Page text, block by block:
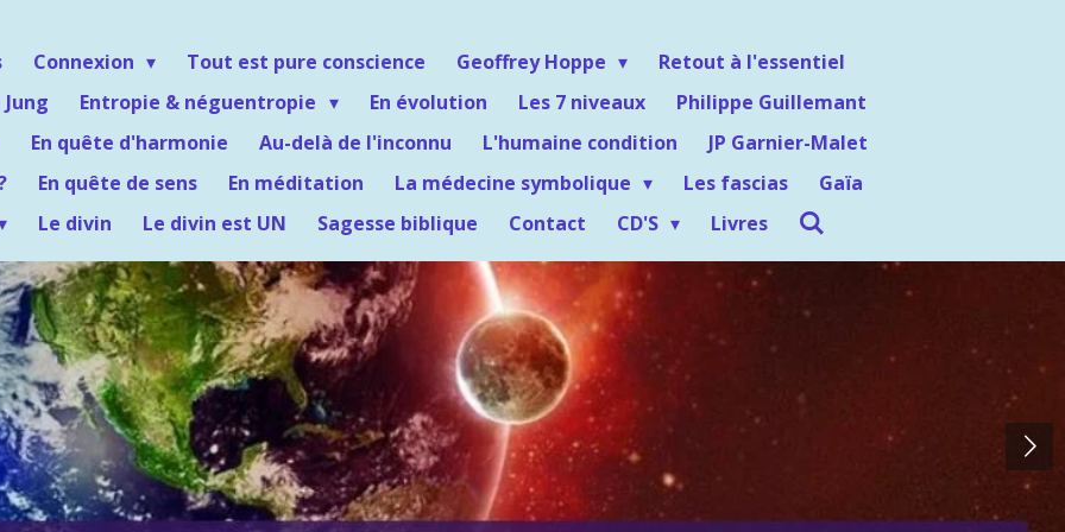
Connexion Tout est pure conscience Geoffrey Hoppe
Retout à l'essentiel
Entropie & néguentropie En évolution Les 7 niveaux
Philippe Guillemant
En quête d'harmonie Au-delà de l'inconnu L'humaine condition
JP Garnier-Malet
En quête de sens En méditation La médecine symbolique Les fascias
Gaïa
Le divin Le divin est UN Sagesse biblique Contact CD'S Livres